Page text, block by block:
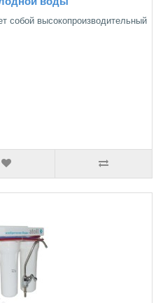
собой высокопроизводительный